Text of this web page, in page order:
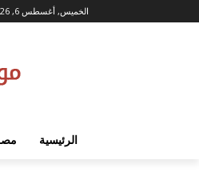
الخميس, أغسطس 6, 2026
الرئيسية